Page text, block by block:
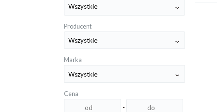
Producent
Marka
Cena
-